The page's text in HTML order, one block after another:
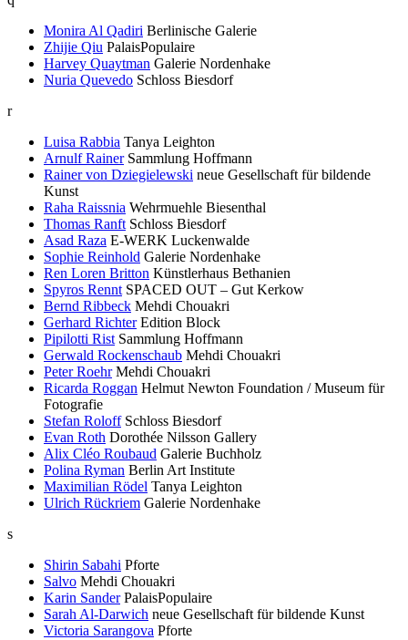
Monira Al Qadiri Berlinische Galerie
Zhijie Qiu PalaisPopulaire
Harvey Quaytman Galerie Nordenhake
Nuria Quevedo Schloss Biesdorf
r
Luisa Rabbia Tanya Leighton
Arnulf Rainer Sammlung Hoffmann
Rainer von Dziegielewski neue Gesellschaft für bildende
Kunst
Raha Raissnia Wehrmuehle Biesenthal
Thomas Ranft Schloss Biesdorf
Asad Raza E-WERK Luckenwalde
Sophie Reinhold Galerie Nordenhake
Ren Loren Britton Künstlerhaus Bethanien
Spyros Rennt SPACED OUT – Gut Kerkow
Bernd Ribbeck Mehdi Chouakri
Gerhard Richter Edition Block
Pipilotti Rist Sammlung Hoffmann
Gerwald Rockenschaub Mehdi Chouakri
Peter Roehr Mehdi Chouakri
Ricarda Roggan Helmut Newton Foundation / Museum für
Fotografie
Stefan Roloff Schloss Biesdorf
Evan Roth Dorothée Nilsson Gallery
Alix Cléo Roubaud Galerie Buchholz
Polina Ryman Berlin Art Institute
Maximilian Rödel Tanya Leighton
Ulrich Rückriem Galerie Nordenhake
s
Shirin Sabahi Pforte
Salvo Mehdi Chouakri
Karin Sander PalaisPopulaire
Sarah Al-Darwich neue Gesellschaft für bildende Kunst
Victoria Sarangova Pforte